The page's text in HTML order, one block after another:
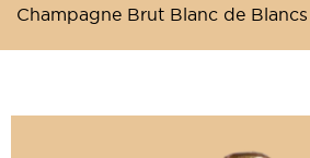
Champagne Brut Blanc de Blancs